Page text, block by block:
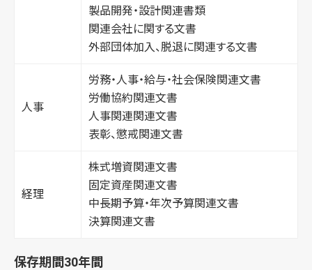
製品開発・設計関連書類
関連会社に関する文書
外部団体加入、脱退に関連する文書
人事
労務・人事・給与・社会保険関連文書
労働協約関連文書
人事関連関連文書
表彰、懲戒関連文書
経理
株式増資関連文書
固定資産関連文書
中長期予算・年次予算関連文書
決算関連文書
保存期間30年間